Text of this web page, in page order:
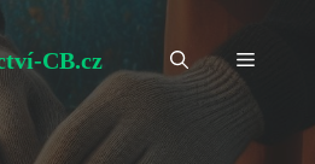
CB.cz Menu